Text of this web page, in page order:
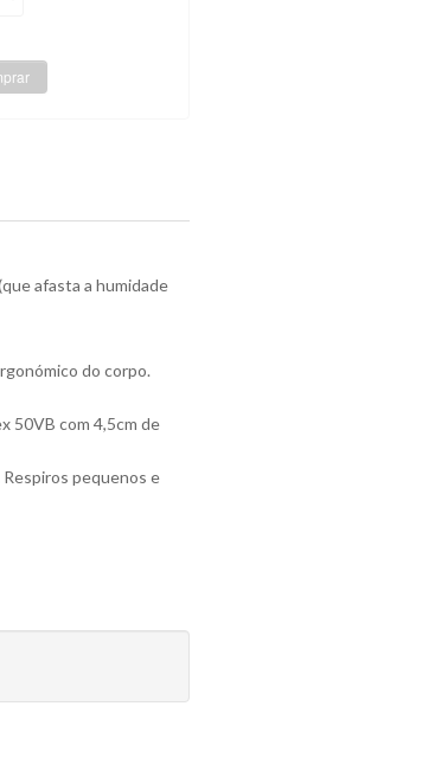
afasta a humidade
do corpo.
50VB com 4,5cm de
Respiros pequenos e